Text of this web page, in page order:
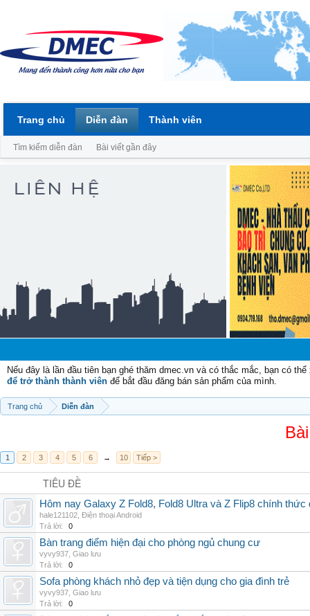
Nếu đây là lần đầu tiên bạn ghé thăm dmec.vn và có thắc mắc, bạn có
để trở thành thành viên để bắt đầu đăng bán sản phẩm của mình.
Trang chủ Diễn đàn
1 2 3 4 5 6 → 10 Tiếp >
TIÊU ĐỀ
Hôm nay Galaxy Z Fold8, Fold8 Ultra và Z Flip8 chính
hale121102 Điện thoại Android
Trả lời:
0
Bàn trang điểm hiện đại cho phòng ngủ chung cư
vyvy937 Giao lưu
Trả lời:
0
Sofa phòng khách nhỏ đẹp và tiện dụng cho gia đình trẻ
vyvy937 Giao lưu
Trả lời:
0
Trang chủ Diễn đàn
Tìm kiếm diễn đàn Bài viết gần đây
Thành viên